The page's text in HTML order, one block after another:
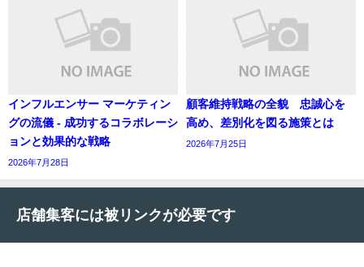
インフルエンサー マーケティン
グの流儀 - 成功するコラボレーシ
ョンと効果的な戦略
2026年7月28日
顧客維持戦略の全貌 忠誠心を
高め、差別化を図る施策とは
2026年7月25日
店舗集客には被リンクが必要です